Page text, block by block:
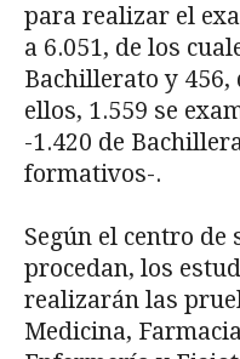
para realizar el
a 6.051, de los
Bachillerato y 456,
ellos, 1.559 se
-1.420 de
formativos-.
Según el centro de
procedan, los
realizarán las
Medicina,